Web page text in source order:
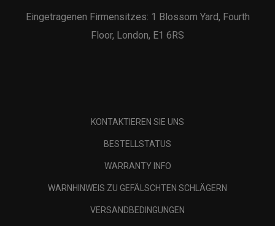
Eingetragenen Firmensitzes: 1 Blossom Yard, Fourth
Floor, London, E1 6RS
KONTAKTIEREN SIE UNS
BESTELLSTATUS
WARRANTY INFO
WARNHINWEIS ZU GEFÄLSCHTEN SCHLÄGERN
VERSANDBEDINGUNGEN